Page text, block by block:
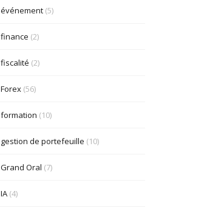
événement(5)
finance (2)
fiscalité (2)
Forex(56)
formation (10)
gestion de portefeuille (10)
Grand Oral (7)
IA(4)